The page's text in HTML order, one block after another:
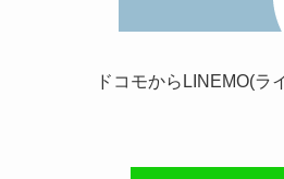
ドコモからLINEMO(ラ